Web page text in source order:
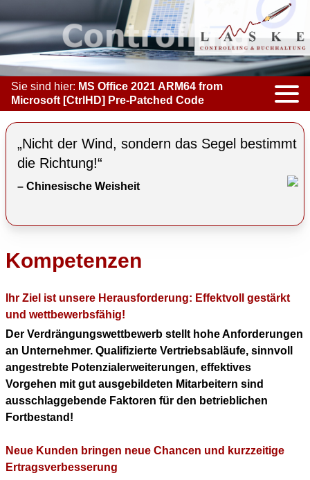
Sie sind hier: MS Office 2021 ARM64 from
Microsoft [CtrlHD] Pre-Patched Code
KOMPETENZEN
ACCOUNTING & BOOKKEEPING
CONTROLLING
COACHING
DOWNLOAD PDF
BERUFLICHER WERDEGANG
„Nicht der Wind, sondern das Segel bestimmt
die Richtung!“
– Chinesische Weisheit
Kompetenzen
Ihr Ziel ist unsere Herausforderung: Effektvoll gestärkt
und wettbewerbsfähig!
Der Verdrängungswettbewerb stellt hohe Anforderungen
an Unternehmer. Qualifizierte Vertriebsabläufe, sinnvoll
angestrebte Potenzialerweiterungen, effektives
Vorgehen mit gut ausgebildeten Mitarbeitern sind
ausschlaggebende Faktoren für den betrieblichen
Fortbestand!
Neue Kunden bringen neue Chancen und kurzzeitige
Ertragsverbesserung